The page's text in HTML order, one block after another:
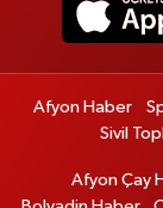
Afyon Haber
Sivil
Afyon Çay